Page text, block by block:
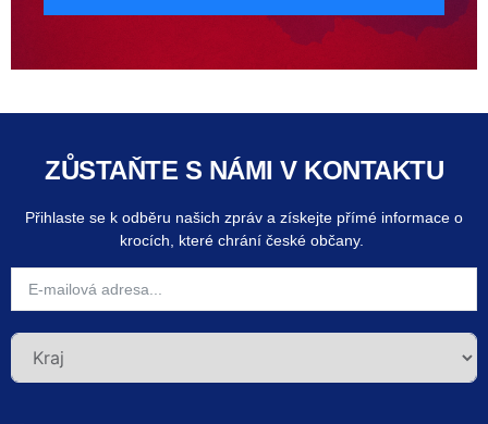
ZŮSTAŇTE S NÁMI V KONTAKTU
Přihlaste se k odběru našich zpráv a získejte přímé informace o
krocích, které chrání české občany.